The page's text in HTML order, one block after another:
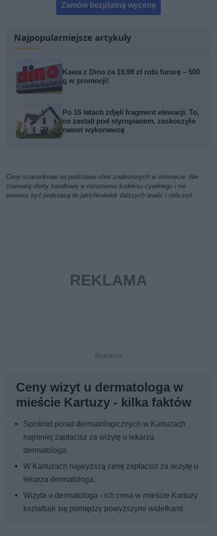
Zamów bezpłatną wycenę
Najpopularniejsze artykuły
Kawa z Dino za 19,99 zł robi furorę – 500
g w promocji!
Po 15 latach zdjęli fragment elewacji. To,
co zastali pod styropianem, zaskoczyło
nawet wykonawcę
Ceny szacunkowe na podstawie ofert znalezionych w internecie. Nie
stanowią oferty handlowej w rozumieniu kodeksu cywilnego i nie
powinny być podstawą do jakichkolwiek dalszych analiz i obliczeń
Ceny wizyt u dermatologa w
mieście Kartuzy - kilka faktów
Spośród porad dermatologicznych w Kartuzach
najmniej zapłacisz za wizytę u lekarza
dermatologa.
W Kartuzach najwyższą cenę zapłacisz za wizytę u
lekarza dermatologa.
Wizyta u dermatologa - ich cena w mieście Kartuzy
kształtuje się pomiędzy powyższymi widełkami.